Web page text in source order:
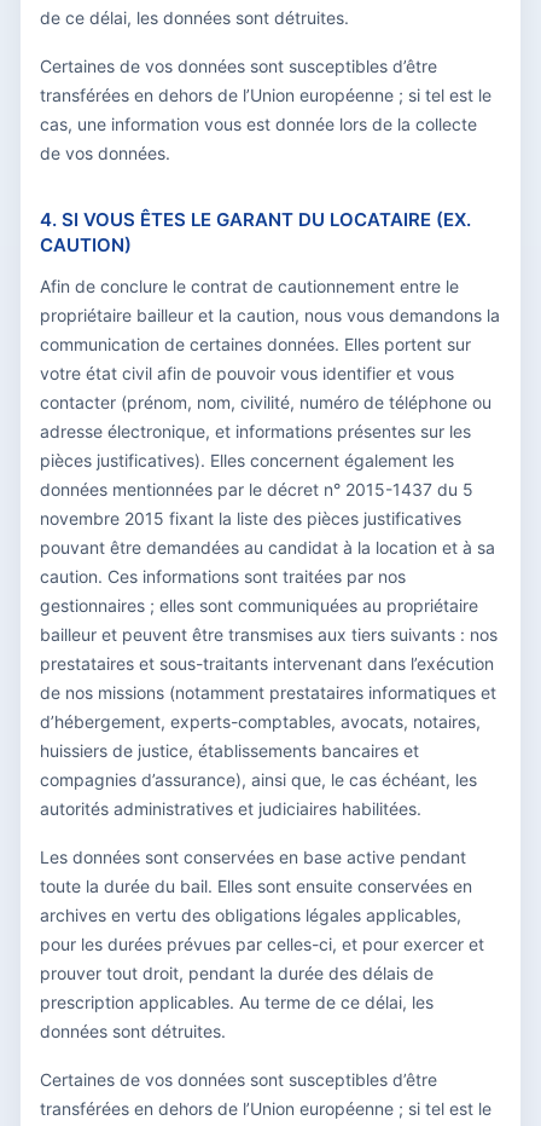
de ce délai, les données sont détruites.
Certaines de vos données sont susceptibles d’être
transférées en dehors de l’Union européenne ; si tel est le
cas, une information vous est donnée lors de la collecte
de vos données.
4. SI VOUS ÊTES LE GARANT DU LOCATAIRE (EX.
CAUTION)
Afin de conclure le contrat de cautionnement entre le
propriétaire bailleur et la caution, nous vous demandons la
communication de certaines données. Elles portent sur
votre état civil afin de pouvoir vous identifier et vous
contacter (prénom, nom, civilité, numéro de téléphone ou
adresse électronique, et informations présentes sur les
pièces justificatives). Elles concernent également les
données mentionnées par le décret n° 2015-1437 du 5
novembre 2015 fixant la liste des pièces justificatives
pouvant être demandées au candidat à la location et à sa
caution. Ces informations sont traitées par nos
gestionnaires ; elles sont communiquées au propriétaire
bailleur et peuvent être transmises aux tiers suivants : nos
prestataires et sous-traitants intervenant dans l’exécution
de nos missions (notamment prestataires informatiques et
d’hébergement, experts-comptables, avocats, notaires,
huissiers de justice, établissements bancaires et
compagnies d’assurance), ainsi que, le cas échéant, les
autorités administratives et judiciaires habilitées.
Les données sont conservées en base active pendant
toute la durée du bail. Elles sont ensuite conservées en
archives en vertu des obligations légales applicables,
pour les durées prévues par celles-ci, et pour exercer et
prouver tout droit, pendant la durée des délais de
prescription applicables. Au terme de ce délai, les
données sont détruites.
Certaines de vos données sont susceptibles d’être
transférées en dehors de l’Union européenne ; si tel est le